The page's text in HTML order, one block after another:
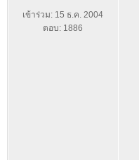
เข้าร่วม: 15 ธ.ค. 2004
ตอบ: 1886